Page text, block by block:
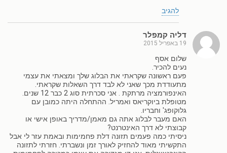
להגיב
דליה קמפלר
19 באפריל 2015
שלום אסף
נעים להכיר.
פעם ראשונה שקראתי את הבלוג שלך ומצאתי את עצמי
מתעודדת מכך שאני לא לבד דרך השאלות שקראתי.
האינפורמציה מרתקת . אני סכרתית סוג 2 כבר 12 שנים.
מטופלת ביוקריאס ואמריל. ההתחלה היתה כמובן עם
גלוקופג' וחבריו.
האם מעבר לבלוג אתה גם מאמן/מדריך באופן אישי או
קבוצתי לא דרך האינטרנט?
ניסיתי כמה פעמים תזונה דלת פחמימות ובאמת עזר לי אבל
התקשיתי מאוד להחזיק לאורך זמן ונשברתי. חזרתי לתזונה